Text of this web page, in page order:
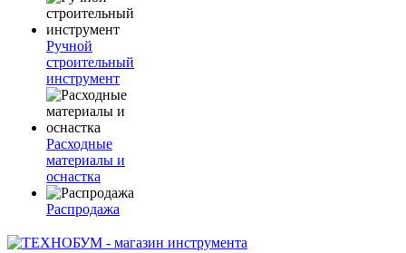
Ручной
строительный
инструмент
Расходные
материалы и
оснастка
Распродажа